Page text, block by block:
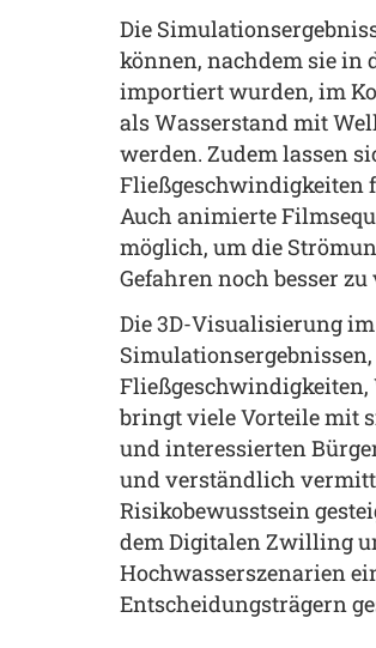
Die
können, nachdem sie in
importiert wurden, im
als Wasserstand mit
werden. Zudem lassen
Fließgeschwindigkeiten
Auch animierte
möglich, um die
Gefahren noch besser
Die 3D-Visualisierung
Fließgeschwindigkeiten,
bringt viele Vorteile mit
und interessierten
und verständlich
Risikobewusstsein
dem Digitalen Zwilling
Hochwasserszenarien
Entscheidungsträgern